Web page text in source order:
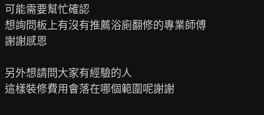
可能需要幫忙確認
想詢問板上有沒有推薦浴廁翻修的專業師傅
謝謝感恩
另外想請問大家有經驗的人
這樣裝修費用會落在哪個範圍呢謝謝